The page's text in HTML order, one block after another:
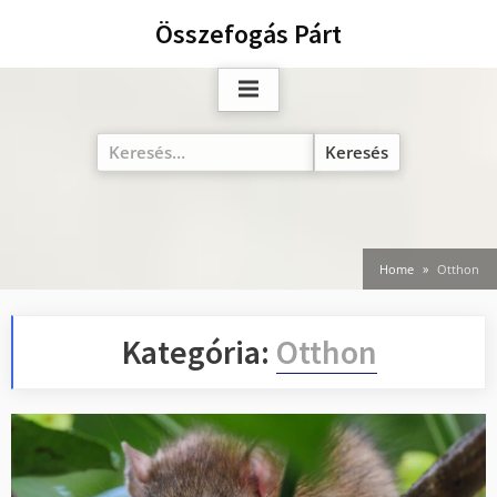
content
Összefogás Párt
Keresés:
Home Otthon
Kategória: Otthon